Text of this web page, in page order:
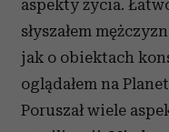
aspekty życia.
słyszałem
jak o obiektach
oglądałem na
Poruszał wiele